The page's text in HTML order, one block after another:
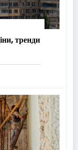
тренди